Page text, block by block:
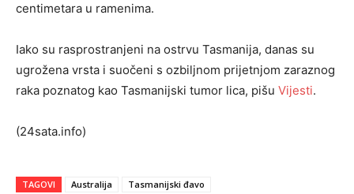
centimetara u ramenima.
Iako su rasprostranjeni na ostrvu Tasmanija, danas su
ugrožena vrsta i suočeni s ozbiljnom prijetnjom zaraznog
raka poznatog kao Tasmanijski tumor lica, pišu Vijesti.
(24sata.info)
TAGOVI Australija Tasmanijski đavo